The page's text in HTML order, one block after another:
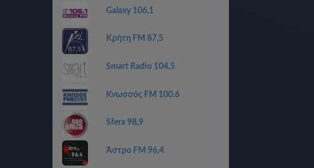
Galaxy 106,1
Κρήτη FM 87,5
Smart Radio 104,5
Κνωσσός FM 100.6
Sfera 98,9
Άστρο FM 96,4